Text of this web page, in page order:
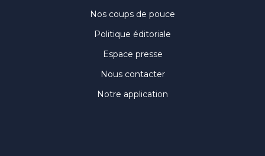
Nos coups de pouce
Politique éditoriale
Espace presse
Nous contacter
Notre application